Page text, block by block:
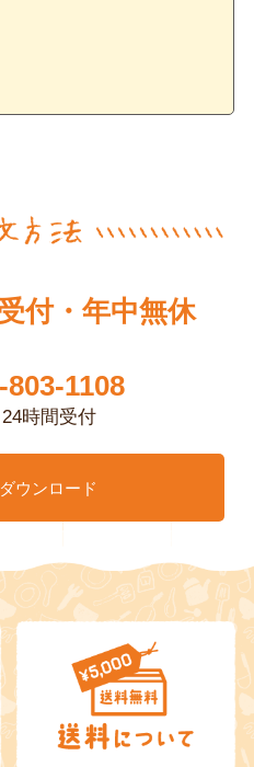
付・年中無休
803-1108
時間受付
ウンロード